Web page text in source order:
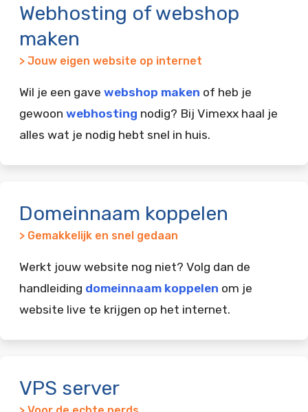
Webhosting of webshop
maken
> Jouw eigen website op internet
Wil je een gave webshop maken of heb je
gewoon webhosting nodig? Bij Vimexx haal je
alles wat je nodig hebt snel in huis.
Domeinnaam koppelen
> Gemakkelijk en snel gedaan
Werkt jouw website nog niet? Volg dan de
handleiding domeinnaam koppelen om je
website live te krijgen op het internet.
VPS server